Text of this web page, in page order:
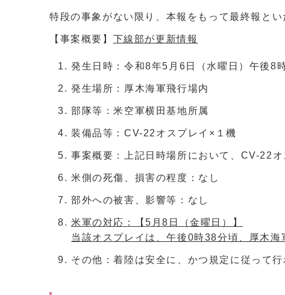
特段の事象がない限り、本報をもって最終報とい
【事案概要】 下線部が更新情報
発生日時：令和8年5月6日（水曜日）午後8
発生場所：厚木海軍飛行場内
部隊等：米空軍横田基地所属
装備品等：CV-22オスプレイ×１機
事案概要：上記日時場所において、CV-22
米側の死傷、損害の程度：なし
部外への被害、影響等：なし
米軍の対応：【5月8日（金曜日）】
当該オスプレイは、午後0時38分頃、厚木海
その他：着陸は安全に、かつ規定に従って行